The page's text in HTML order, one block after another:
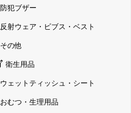
防犯ブザー
反射ウェア・ビブス・ベスト
その他
衛生用品
ウェットティッシュ・シート
おむつ・生理用品